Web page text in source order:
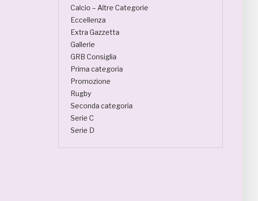
Calcio – Altre Categorie
Eccellenza
Extra Gazzetta
Gallerie
GRB Consiglia
Prima categoria
Promozione
Rugby
Seconda categoria
Serie C
Serie D